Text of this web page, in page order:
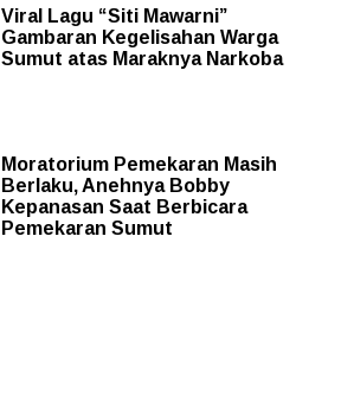
Viral Lagu “Siti Mawarni”
Gambaran Kegelisahan Warga
Sumut atas Maraknya Narkoba
Moratorium Pemekaran Masih
Berlaku, Anehnya Bobby
Kepanasan Saat Berbicara
Pemekaran Sumut